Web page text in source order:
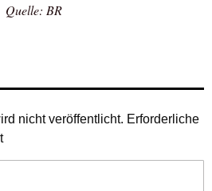
Quelle: BR
nicht veröffentlicht. Erforderliche